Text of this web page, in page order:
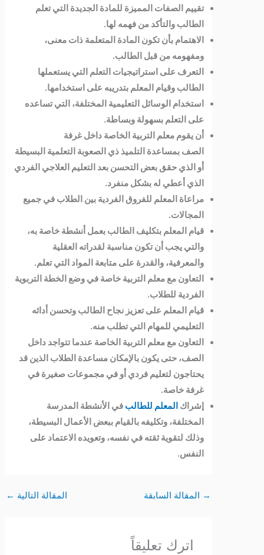
تقييم الصفات المميزة للمادة الجديدة التي تعلم
الطالب والتأكد من فهمه لها.
الاهتمام بأن تكون المادة المتعلمة ذات معنى،
ومفهومه من قبل الطالب.
التعرف على استراتيجيات التعلم التي يستعملها
الطالب وقيام المعلم بتدريبه على استخدامها.
استخدام الوسائل التعليمية المختلفة، التي تساعده
على التعلم بسهولة وبساطة.
أن يقوم معلم التربية الخاصة داخل غرفة
الصف بمساعدة التلميذ ذي الصعوبة التعلمية البسيطة
أو الذي حقق بعض التحسن بعد التعليم العلاجي الفردي
الذي أعطي له بشكل منفرد.
مراعاة المعلم للفروق الفردية بين الطلاب في جميع
المجالات.
قيام المعلم بتكليف الطالب بعمل أنشطة خاصة به،
والتي يجب أن تكون مناسبة لقدراته العقلية
والمعرفية، والقدرة على متابعة المواد التي تعلم.
التعاون مع معلم التربية خاصة في وضع الخطة التربوية
الفردية للطلاب.
قيام المعلم على تعزيز نجاح الطالب وتحسن أدائه
التعليمي للمهام التي تطلب منه.
التعاون مع معلم التربية الخاصة عندما تتواجد داخل
الصف، حتى يكون بالإمكان مساعدة الطلاب الذين قد
يحتاجون لتعليم فردي أو في مجموعات صغيرة في
غرفة خاصة.
إشراكالمعلم للطالبفي الأنشطة المدرسة
المختلفة، وتكليفه بالقيام ببعض الأعمال البسيطة،
وذلك لتقوية ثقته في نفسه، وتعويده الاعتماد على
النفس.
المقالة السابقة المقالة التالية←
اترك تعليقاً